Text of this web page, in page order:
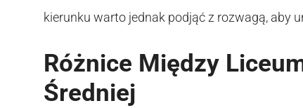
kierunku warto jednak podjąć z rozwagą, aby
Różnice Między
Średniej